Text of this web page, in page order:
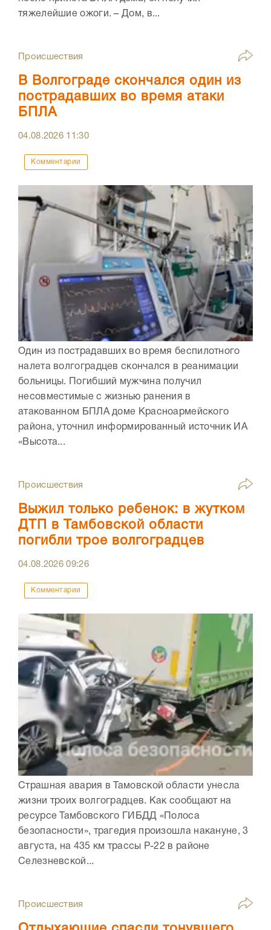
тяжелейшие ожоги. – Дом, в...
Происшествия
В Волгограде скончался один из
пострадавших во время атаки
БПЛА
04.08.2026 11:30
Комментарии
Один из пострадавших во время беспилотного
налета волгоградцев скончался в реанимации
больницы. Погибший мужчина получил
несовместимые с жизнью ранения в
атакованном БПЛА доме Красноармейского
района, уточнил информированный источник ИА
«Высота...
Происшествия
Выжил только ребенок: в жутком
ДТП в Тамбовской области
погибли трое волгоградцев
04.08.202609:26
Комментарии
Страшная авария в Тамовской области унесла
жизни троих волгоградцев. Как сообщают на
ресурсе Тамбовского ГИБДД «Полоса
безопасности», трагедия произошла накануне, 3
августа, на 435 км трассы Р-22 в районе
Селезневской...
Происшествия